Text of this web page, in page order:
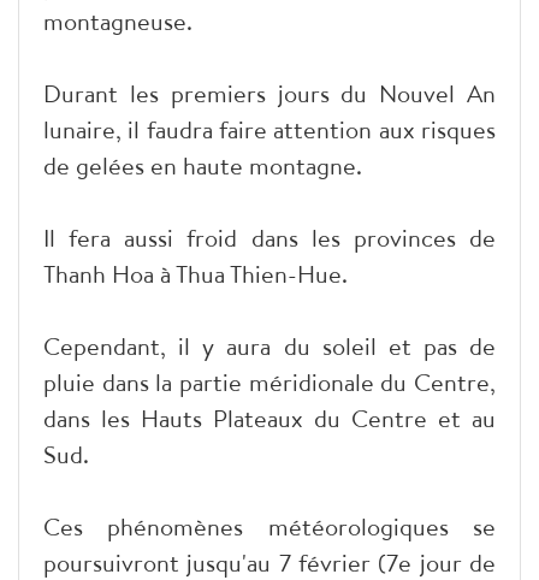
montagneuse.
Durant les premiers jours du Nouvel An
lunaire, il faudra faire attention aux risques
de gelées en haute montagne.
Il fera aussi froid dans les provinces de
Thanh Hoa à Thua Thien-Hue.
Cependant, il y aura du soleil et pas de
pluie dans la partie méridionale du Centre,
dans les Hauts Plateaux du Centre et au
Sud.
Ces phénomènes météorologiques se
poursuivront jusqu'au 7 février (7e jour de